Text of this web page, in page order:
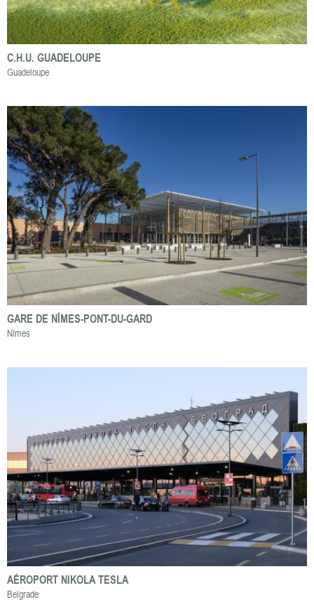
C.H.U. GUADELOUPE
Guadeloupe
GARE DE NÎMES-PONT-DU-GARD
Nîmes
AÉROPORT NIKOLA TESLA
Belgrade